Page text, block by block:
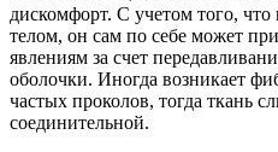
дискомфорт. С учетом того, что
телом, он сам по себе может
явлениям за счет
оболочки. Иногда возникает
частых проколов, тогда ткань
соединительной.